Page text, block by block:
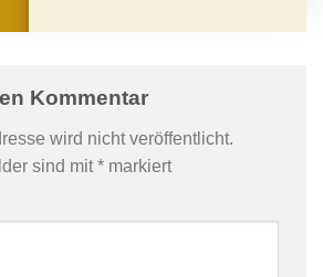
Kommentar
wird nicht veröffentlicht.
sind mit* markiert